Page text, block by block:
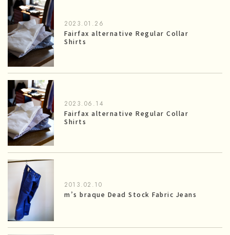
2023.01.26
Fairfax alternative Regular Collar
Shirts
2023.06.14
Fairfax alternative Regular Collar
Shirts
2013.02.10
m’s braque Dead Stock Fabric Jeans